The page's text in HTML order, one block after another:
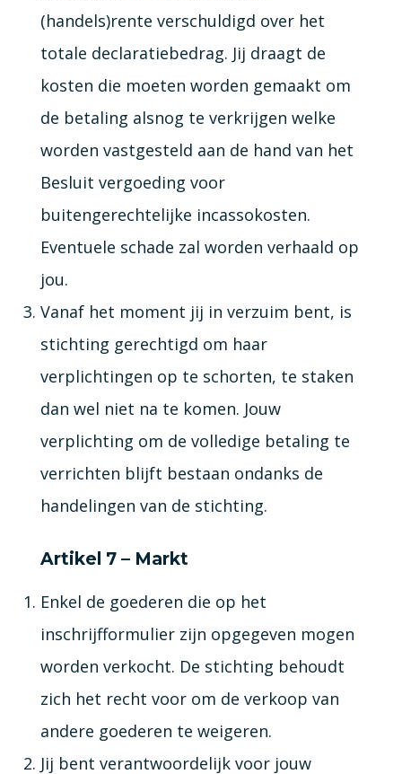
(handels)rente verschuldigd over het
totale declaratiebedrag. Jij draagt de
kosten die moeten worden gemaakt om
de betaling alsnog te verkrijgen welke
worden vastgesteld aan de hand van het
Besluit vergoeding voor
buitengerechtelijke incassokosten.
Eventuele schade zal worden verhaald op
jou.
Vanaf het moment jij in verzuim bent, is
stichting gerechtigd om haar
verplichtingen op te schorten, te staken
dan wel niet na te komen. Jouw
verplichting om de volledige betaling te
verrichten blijft bestaan ondanks de
handelingen van de stichting.
Artikel 7 – Markt
Enkel de goederen die op het
inschrijfformulier zijn opgegeven mogen
worden verkocht. De stichting behoudt
zich het recht voor om de verkoop van
andere goederen te weigeren.
Jij bent verantwoordelijk voor jouw